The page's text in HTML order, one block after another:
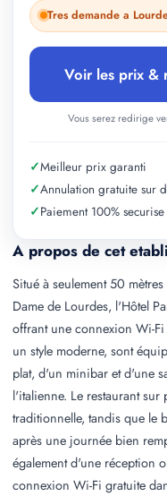
A propos de cet
Situé à seulement 50
Dame de Lourdes, l'Hôtel
offrant une connexion Wi-
un style moderne, sont
plat, d'un minibar et d'une
l'italienne. Le restaurant
traditionnelle, tandis que le
après une journée bien
également d'une réception
connexion Wi-Fi gratuite
Tres demande a
Voir les prix &
Vous serez redirige
✓Meilleur prix garanti
✓Annulation gratuite sur
✓Paiement 100% securise